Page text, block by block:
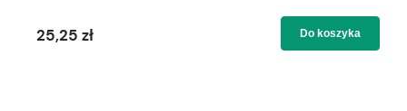
25,25 zł Do koszyka